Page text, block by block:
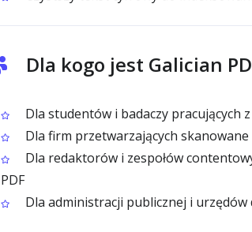
Dla kogo jest Galician
Dla studentów i badaczy pracujących
Dla firm przetwarzających
Dla redaktorów i zespołów
PDF
Dla administracji publicznej i